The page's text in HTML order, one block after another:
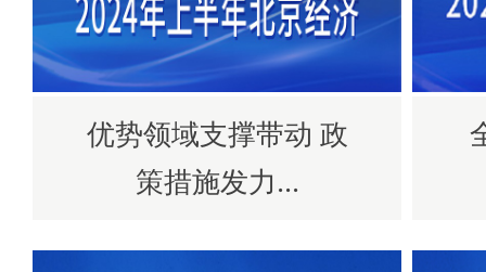
优势领域支撑带动 政
策措施发力...